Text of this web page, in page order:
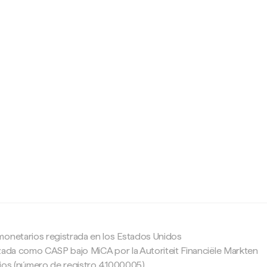
registrada en los Estados Unidos
como CASP bajo MiCA por la Autoriteit Financiële Markten